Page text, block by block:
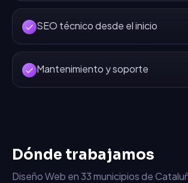
SEO técnico desde el inicio
Mantenimiento y soporte
Dónde trabajamos
Diseño Web en33municipios de